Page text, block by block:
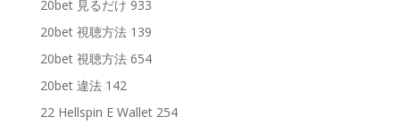
20bet 見るだけ 933
20bet 視聴方法 139
20bet 視聴方法 654
20bet 違法 142
22 Hellspin E Wallet 254